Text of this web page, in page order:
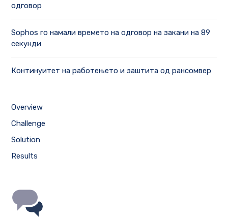
одговор
Sophos го намали времето на одговор на закани на 89
секунди
Континуитет на работењето и заштита од рансомвер
Overview
Challenge
Solution
Results